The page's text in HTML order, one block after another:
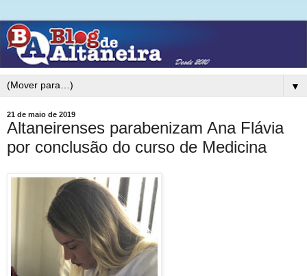
▼
21 de maio de 2019
Altaneirenses parabenizam Ana Flávia
por conclusão do curso de Medicina